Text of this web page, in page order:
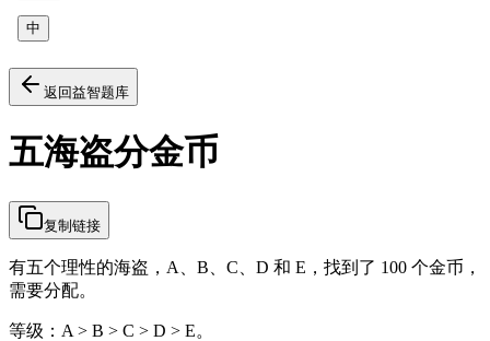
中
返回益智题库
五海盗分金币
复制链接
有五个理性的海盗，A、B、C、D 和 E，找到了 100 个金币，
需要分配。
等级：A > B > C > D > E。